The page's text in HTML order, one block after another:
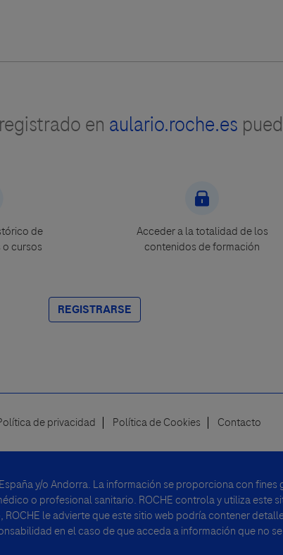
en aulario.roche.es
de
cursos
Acceder a la totalidad de los
contenidos de formación
REGISTRARSE
de privacidad Política de Cookies Contacto
y/o Andorra. La información se proporciona con
o profesional sanitario. ROCHE controla y utiliza este
le advierte que este sitio web podría contener
en el caso de que acceda a información que no